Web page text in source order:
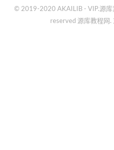
© 2019-2020 AKAILIB - VIP.源库
reserved 源库教程网.